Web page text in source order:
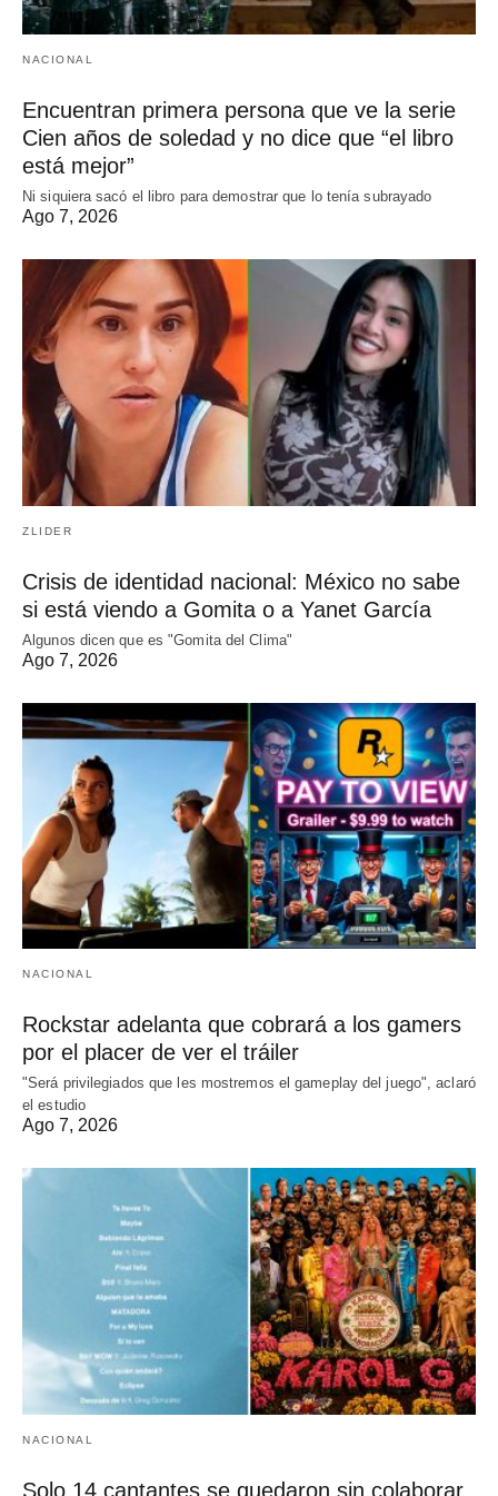
NACIONAL
Encuentran primera persona que ve la serie
Cien años de soledad y no dice que “el libro
está mejor”
Ni siquiera sacó el libro para demostrar que lo tenía subrayado
Ago 7, 2026
ZLIDER
Crisis de identidad nacional: México no sabe
si está viendo a Gomita o a Yanet García
Algunos dicen que es "Gomita del Clima"
Ago 7, 2026
NACIONAL
Rockstar adelanta que cobrará a los gamers
por el placer de ver el tráiler
"Será privilegiados que les mostremos el gameplay del juego", aclaró
el estudio
Ago 7, 2026
NACIONAL
Solo 14 cantantes se quedaron sin colaborar